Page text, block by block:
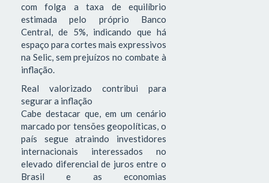
com folga a taxa de equilíbrio
estimada pelo próprio Banco
Central, de 5%, indicando que há
espaço para cortes mais expressivos
na Selic, sem prejuízos no combate à
inflação.
Real valorizado contribui para
segurar a inflação
Cabe destacar que, em um cenário
marcado por tensões geopolíticas, o
país segue atraindo investidores
internacionais interessados no
elevado diferencial de juros entre o
Brasil e as economias